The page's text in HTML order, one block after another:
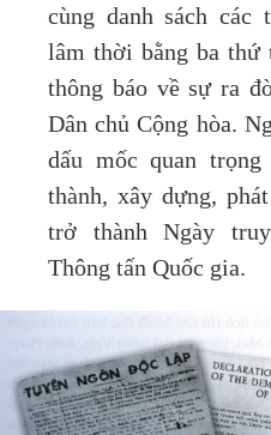
cùng danh sách các
lâm thời bằng ba thứ
thông báo về sự ra
Dân chủ Cộng hòa.
dấu mốc quan
thành, xây dựng,
trở thành Ngày
Thông tấn Quốc gia.